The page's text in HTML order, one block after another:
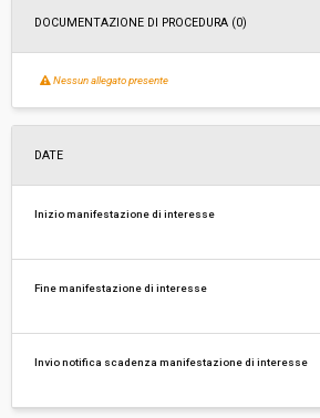
DOCUMENTAZIONE DI PROCEDURA (0)
Nessun allegato presente
DATE
Inizio manifestazione di interesse
Fine manifestazione di interesse
Invio notifica scadenza manifestazione di interesse